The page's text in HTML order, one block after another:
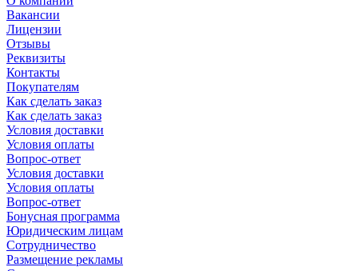
Вакансии
Лицензии
Отзывы
Реквизиты
Контакты
Покупателям
Как сделать заказ
Как сделать заказ
Условия доставки
Условия оплаты
Вопрос-ответ
Условия доставки
Условия оплаты
Вопрос-ответ
Бонусная программа
Юридическим лицам
Сотрудничество
Размещение рекламы